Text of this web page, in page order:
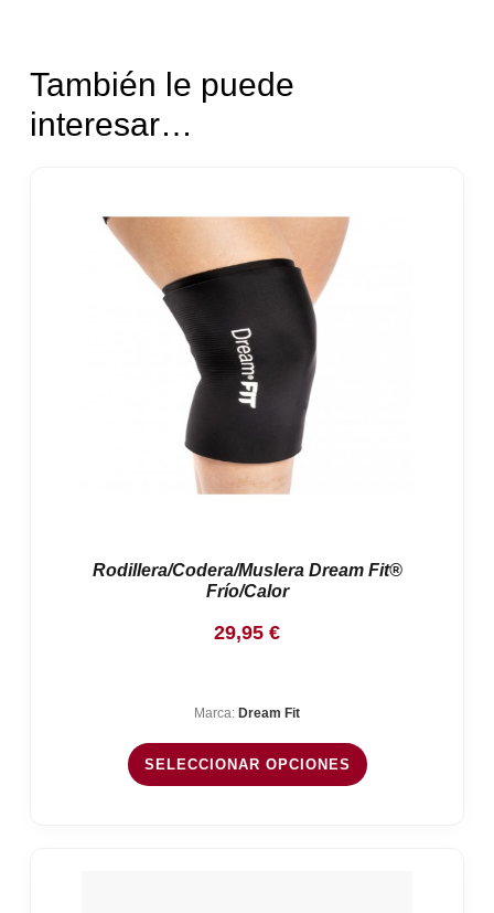
También le puede
interesar…
Rodillera/Codera/Muslera Dream Fit®
Frío/Calor
29,95 €
Marca: Dream Fit
SELECCIONAR OPCIONES